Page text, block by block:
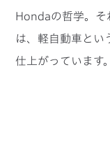
Hondaの哲学。
は、軽自動車とい
仕上がっています。